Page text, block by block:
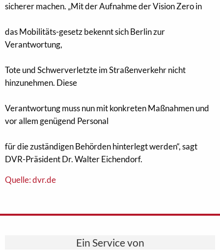
sicherer machen. „Mit der Aufnahme der Vision Zero in
das Mobilitäts-gesetz bekennt sich Berlin zur
Verantwortung,
Tote und Schwerverletzte im Straßenverkehr nicht
hinzunehmen. Diese
Verantwortung muss nun mit konkreten Maßnahmen und
vor allem genügend Personal
für die zuständigen Behörden hinterlegt werden“, sagt
DVR-Präsident Dr. Walter Eichendorf.
Quelle: dvr.de
Ein Service von